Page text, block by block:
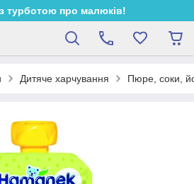
турботою про малюків!
Дитяче харчування Пюре, соки,